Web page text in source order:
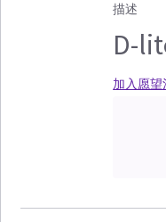
描述
D-
加入愿望